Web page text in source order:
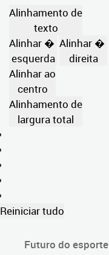
Alinhamento de
texto
Alinhar �
esquerda
Alinhar �
direita
Alinhar ao
centro
Alinhamento de
largura total
Reiniciar tudo
Futuro do esporte